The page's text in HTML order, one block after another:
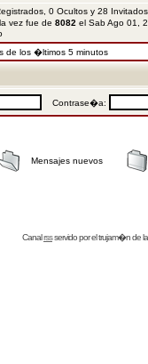
0 Ocultos y 28
vez fue de 8082 el Sab Ago 01,
de los �ltimos 5 minutos
Contrase�a:
Mensajes nuevos
Canalrssservido por eltrujam�nde